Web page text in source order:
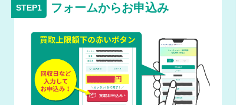
フォームからお申込み